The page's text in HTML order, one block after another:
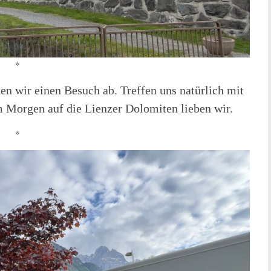
*
wir einen Besuch ab. Treffen uns natürlich mit
Morgen auf die Lienzer Dolomiten lieben wir.
*